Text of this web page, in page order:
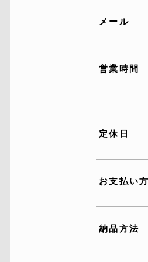
メール
営業時間
定休日
お支払い
納品方法